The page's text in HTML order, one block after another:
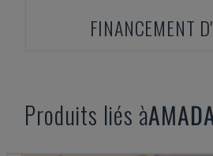
FINANCEMENT
Produits liés à